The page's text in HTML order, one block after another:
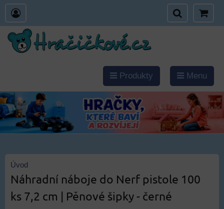
Produkty Menu
Úvod
Náhradní náboje do Nerf pistole 100
ks 7,2 cm | Pěnové šipky - černé